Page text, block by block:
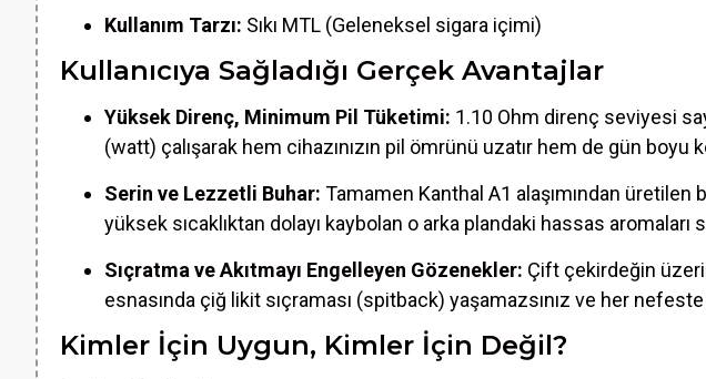
Kullanım Tarzı: Sıkı MTL (Geleneksel sigara içimi)
Kullanıcıya Sağladığı Gerçek Avantajlar
Yüksek Direnç, Minimum Pil Tüketimi: 1.10 Ohm direnç seviyesi
(watt) çalışarak hem cihazınızın pil ömrünü uzatır hem de gün boyu
Serin ve Lezzetli Buhar: Tamamen Kanthal A1 alaşımından
yüksek sıcaklıktan dolayı kaybolan o arka plandaki hassas
Sıçratma ve Akıtmayı Engelleyen Gözenekler: Çift çekirdeğin
esnasında çiğ likit sıçraması (spitback) yaşamazsınız ve her
Kimler İçin Uygun, Kimler İçin Değil?